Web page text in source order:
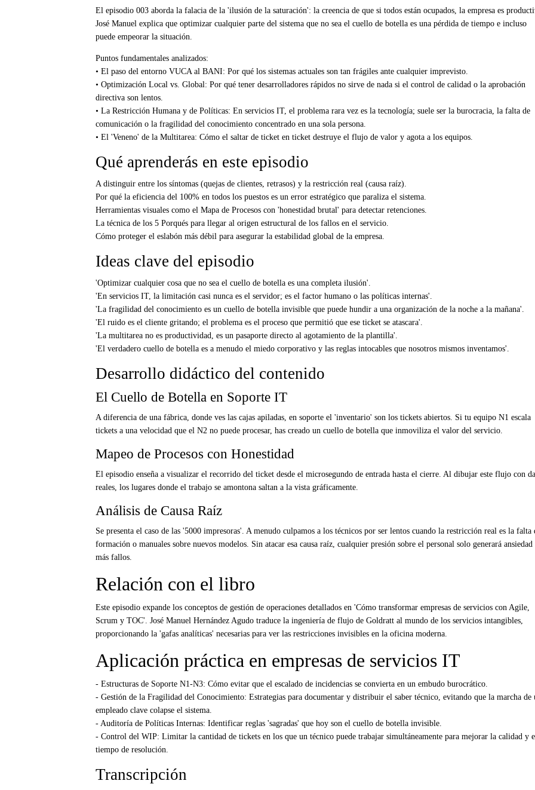
El episodio 003 aborda la falacia de la 'ilusión de la saturación': la creencia de que si todos están ocupados, la empresa es
José Manuel explica que optimizar cualquier parte del sistema que no sea el cuello de botella es una pérdida de tiempo e incluso
puede empeorar la situación.
Puntos fundamentales analizados:
• El paso del entorno VUCA al BANI: Por qué los sistemas actuales son tan frágiles ante cualquier imprevisto.
• Optimización Local vs. Global: Por qué tener desarrolladores rápidos no sirve de nada si el control de calidad o la aprobación
directiva son lentos.
• La Restricción Humana y de Políticas: En servicios IT, el problema rara vez es la tecnología; suele ser la burocracia, la falta de
comunicación o la fragilidad del conocimiento concentrado en una sola persona.
• El 'Veneno' de la Multitarea: Cómo el saltar de ticket en ticket destruye el flujo de valor y agota a los equipos.
Qué aprenderás en este episodio
A distinguir entre los síntomas (quejas de clientes, retrasos) y la restricción real (causa raíz).
Por qué la eficiencia del 100% en todos los puestos es un error estratégico que paraliza el sistema.
Herramientas visuales como el Mapa de Procesos con 'honestidad brutal' para detectar retenciones.
La técnica de los 5 Porqués para llegar al origen estructural de los fallos en el servicio.
Cómo proteger el eslabón más débil para asegurar la estabilidad global de la empresa.
Ideas clave del episodio
'Optimizar cualquier cosa que no sea el cuello de botella es una completa ilusión'.
'En servicios IT, la limitación casi nunca es el servidor; es el factor humano o las políticas internas'.
'La fragilidad del conocimiento es un cuello de botella invisible que puede hundir a una organización de la noche a la mañana'.
'El ruido es el cliente gritando; el problema es el proceso que permitió que ese ticket se atascara'.
'La multitarea no es productividad, es un pasaporte directo al agotamiento de la plantilla'.
'El verdadero cuello de botella es a menudo el miedo corporativo y las reglas intocables que nosotros mismos inventamos'.
Desarrollo didáctico del contenido
El Cuello de Botella en Soporte IT
A diferencia de una fábrica, donde ves las cajas apiladas, en soporte el 'inventario' son los tickets abiertos. Si tu equipo N1 escala
tickets a una velocidad que el N2 no puede procesar, has creado un cuello de botella que inmoviliza el valor del servicio.
Mapeo de Procesos con Honestidad
El episodio enseña a visualizar el recorrido del ticket desde el microsegundo de entrada hasta el cierre. Al dibujar este flujo con
reales, los lugares donde el trabajo se amontona saltan a la vista gráficamente.
Análisis de Causa Raíz
Se presenta el caso de las '5000 impresoras'. A menudo culpamos a los técnicos por ser lentos cuando la restricción real es la falta
formación o manuales sobre nuevos modelos. Sin atacar esa causa raíz, cualquier presión sobre el personal solo generará ansiedad
más fallos.
Relación con el libro
Este episodio expande los conceptos de gestión de operaciones detallados en 'Cómo transformar empresas de servicios con Agile,
Scrum y TOC'. José Manuel Hernández Agudo traduce la ingeniería de flujo de Goldratt al mundo de los servicios intangibles,
proporcionando la 'gafas analíticas' necesarias para ver las restricciones invisibles en la oficina moderna.
Aplicación práctica en empresas de servicios IT
- Estructuras de Soporte N1-N3: Cómo evitar que el escalado de incidencias se convierta en un embudo burocrático.
- Gestión de la Fragilidad del Conocimiento: Estrategias para documentar y distribuir el saber técnico, evitando que la marcha de
empleado clave colapse el sistema.
- Auditoría de Políticas Internas: Identificar reglas 'sagradas' que hoy son el cuello de botella invisible.
- Control del WIP: Limitar la cantidad de tickets en los que un técnico puede trabajar simultáneamente para mejorar la calidad y
tiempo de resolución.
Transcripción